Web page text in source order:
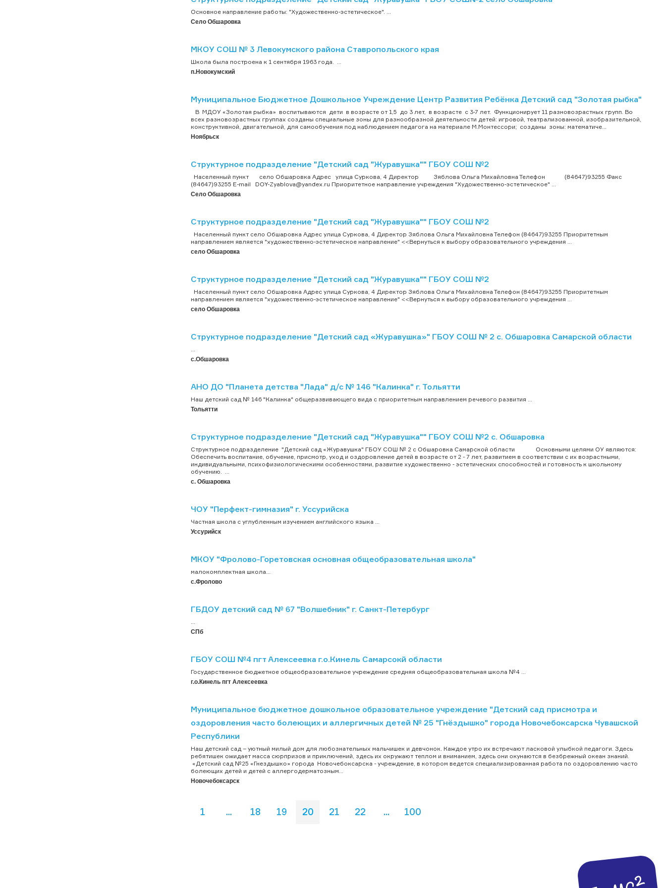
Основное направление работы: "Художественно-эстетическое". ...
Село Обшаровка
МКОУ СОШ № 3 Левокумского района Ставропольского края
Школа была построена к 1 сентября 1963 года. ...
п.Новокумский
Муниципальное Бюджетное Дошкольное Учреждение Центр Развития Ребёнка Детский сад "Золотая рыбка"
В МДОУ «Золотая рыбка» воспитываются дети в возрасте от 1,5 до 3 лет, в возрасте с 3-7 лет. Функционирует 11 разновозрастных групп. Во
всех разновозрастных группах созданы специальные зоны для разнообразной деятельности детей: игровой, театрализованной, изобразительной,
конструктивной, двигательной, для самообучения под наблюдением педагога на материале М.Монтессори; созданы зоны: математиче...
Ноябрьск
Структурное подразделение "Детский сад "Журавушка"" ГБОУ СОШ №2
Населенный пункт село Обшаровка Адрес улица Суркова, 4 Директор Зяблова Ольга Михайловна Телефон (84647)93255 Факс
(84647)93255 E-mail DOY-Zyablova@yandex.ru Приоритетное направление учреждения "Художественно-эстетическое" ...
Село Обшаровка
Структурное подразделение "Детский сад "Журавушка"" ГБОУ СОШ №2
Населенный пункт село Обшаровка Адрес улица Суркова, 4 Директор Зяблова Ольга Михайловна Телефон (84647)93255 Приоритетным
направлением является "художественно-эстетическое направление" <<Вернуться к выбору образовательного учреждения ...
село Обшаровка
Структурное подразделение "Детский сад "Журавушка"" ГБОУ СОШ №2
Населенный пункт село Обшаровка Адрес улица Суркова, 4 Директор Зяблова Ольга Михайловна Телефон (84647)93255 Приоритетным
направлением является "художественно-эстетическое направление" <<Вернуться к выбору образовательного учреждения ...
село Обшаровка
Структурное подразделение "Детский сад «Журавушка»" ГБОУ СОШ № 2 с. Обшаровка Самарской области
с.Обшаровка
АНО ДО "Планета детства "Лада" д/с № 146 "Калинка" г. Тольятти
Наш детский сад № 146 "Калинка" общеразвивающего вида с приоритетным направлением речевого развития ...
Тольятти
Структурное подразделение "Детский сад "Журавушка"" ГБОУ СОШ №2 с. Обшаровка
Структурное подразделение "Детский сад «Журавушка" ГБОУ СОШ № 2 с Обшаровка Самарской области Основными целями ОУ являются:
Обеспечить воспитание, обучение, присмотр, уход и оздоровление детей в возрасте от 2 - 7 лет, развитием в соответствии с их возрастными,
индивидуальными, психофизиологическими особенностями, развитие художественно - эстетических способностей и готовность к школьному
обучению. ...
с. Обшаровка
ЧОУ "Перфект-гимназия" г. Уссурийска
Частная школа с углубленным изучением английского языка ...
Уссурийск
МКОУ "Фролово-Горетовская основная общеобразовательная школа"
малокомплектная школа...
с.Фролово
ГБДОУ детский сад № 67 "Волшебник" г. Санкт-Петербург
СПб
ГБОУ СОШ №4 пгт Алексеевка г.о.Кинель Самарсокй области
Государственное бюджетное общеобразовательное учреждение средняя общеобразовательная школа №4 ...
г.о.Кинель пгт Алексеевка
Муниципальное бюджетное дошкольное образовательное учреждение "Детский сад присмотра и
оздоровления часто болеющих и аллергичных детей № 25 "Гнёздышко" города Новочебоксарска Чувашской
Республики
Наш детский сад – уютный милый дом для любознательных мальчишек и девчонок. Каждое утро их встречают ласковой улыбкой педагоги. Здесь
ребятишек ожидает масса сюрпризов и приключений, здесь их окружают теплом и вниманием, здесь они окунаются в безбрежный океан знаний.
«Детский сад №25 «Гнездышко» города Новочебоксарска - учреждение, в котором ведется специализированная работа по оздоровлению часто
болеющих детей и детей с аллергодерматозным...
Новочебоксарск
1 ... 18 19 20 21 22 ... 100